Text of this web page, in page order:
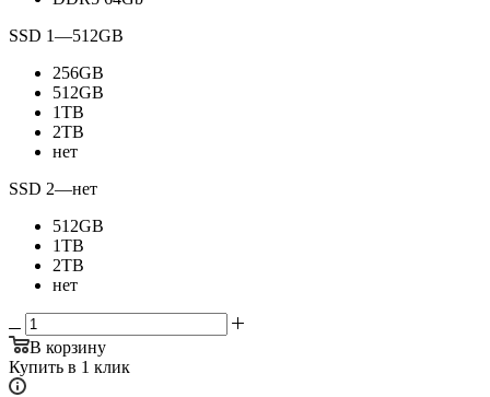
SSD 1—512GB
256GB
512GB
1TB
2TB
нет
SSD 2—нет
512GB
1TB
2TB
нет
В корзину
Купить в 1 клик